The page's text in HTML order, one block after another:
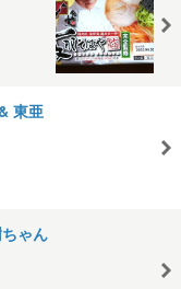
東亜
ゃん